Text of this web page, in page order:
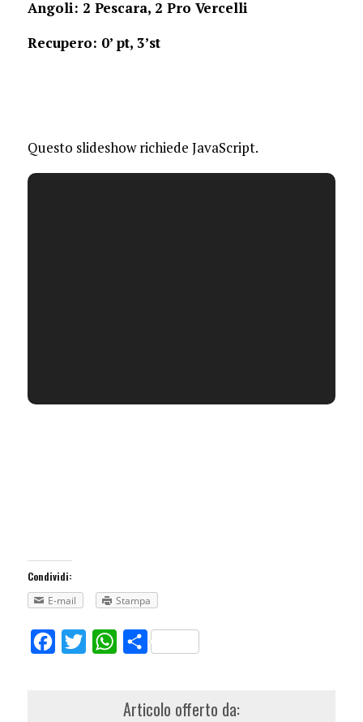
Angoli: 2 Pescara, 2 Pro Vercelli
Recupero: 0’ pt, 3’st
Questo slideshow richiede JavaScript.
Condividi:
E-mail
Stampa
FacebookTwitterWhatsApp
Share
Articolo offerto da: